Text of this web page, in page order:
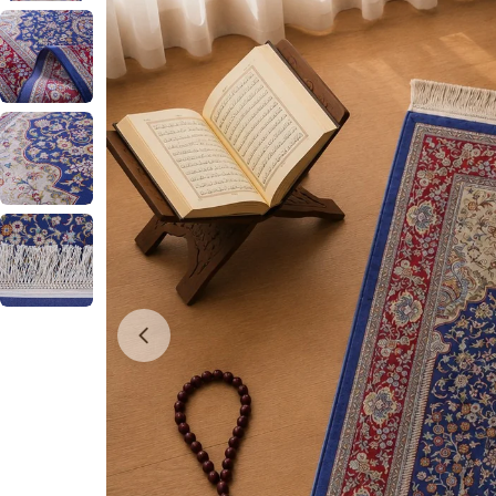
0 numaralı medyayı pencerede aç